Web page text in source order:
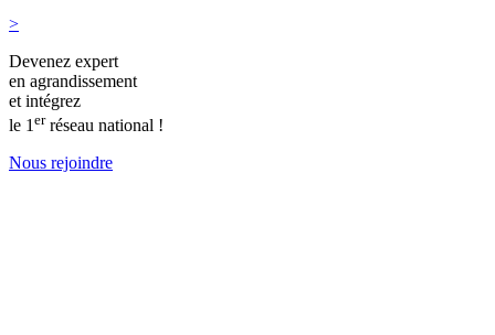
>
Devenez expert
en agrandissement
et intégrez
le 1 erréseau national !
Nous rejoindre